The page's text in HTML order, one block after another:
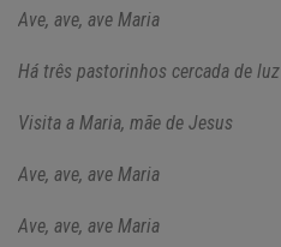
Ave, ave, ave Maria
Há três pastorinhos cercada de luz
Visita a Maria, mãe de Jesus
Ave, ave, ave Maria
Ave, ave, ave Maria